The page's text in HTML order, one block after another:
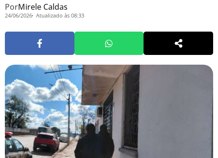
PorMirele Caldas
24/06/2026 Atualizado às 08:33